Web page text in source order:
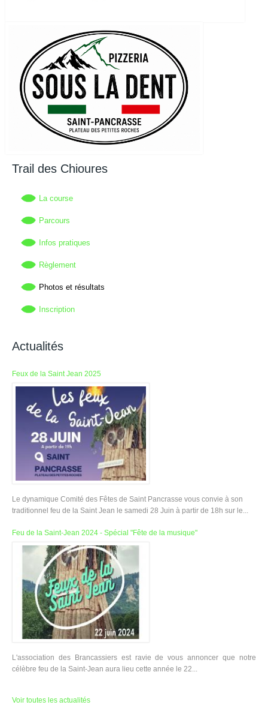
Trail des Chioures
La course
Parcours
Infos pratiques
Règlement
Photos et résultats
Inscription
Actualités
Feux de la Saint Jean 2025
Le dynamique Comité des Fêtes de Saint Pancrasse vous convie à son
traditionnel feu de la Saint Jean le samedi 28 Juin à partir de 18h sur le...
Feu de la Saint-Jean 2024 - Spécial "Fête de la musique"
L'association des Brancassiers est ravie de vous annoncer que notre
célèbre feu de la Saint-Jean aura lieu cette année le 22...
Voir toutes les actualités